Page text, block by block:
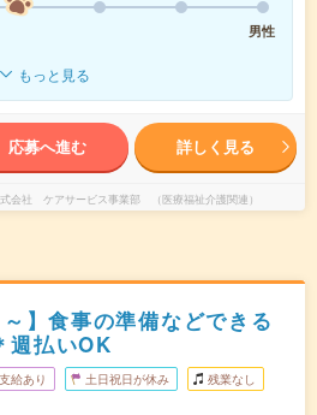
男性
もっと見る
応募へ進む 詳しく見る
会社 ケアサービス事業部 （医療福祉介護関連）
】食事の準備などできる
週払いOK
給あり 土日祝日が休み 残業なし